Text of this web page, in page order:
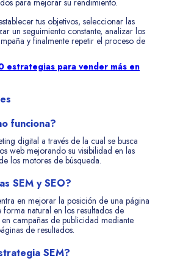
tus objetivos, seleccionar las
un seguimiento constante, analizar los
y finalmente repetir el proceso de
estrategias para vender más en
funciona?
digital a través de la cual se busca
web mejorando su visibilidad en las
los motores de búsqueda.
SEM y SEO?
en mejorar la posición de una página
natural en los resultados de
campañas de publicidad mediante
de resultados.
SEM?